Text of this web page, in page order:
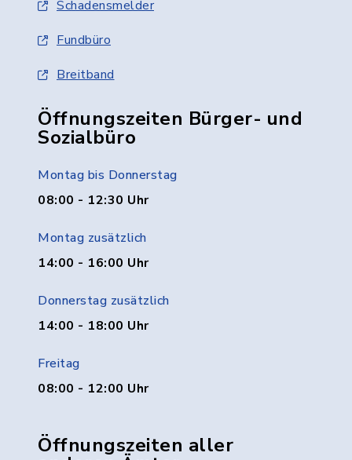
Schadensmelder
Fundbüro
Breitband
Öffnungszeiten Bürger- und
Sozialbüro
Montag bis Donnerstag
08:00 - 12:30 Uhr
Montag zusätzlich
14:00 - 16:00 Uhr
Donnerstag zusätzlich
14:00 - 18:00 Uhr
Freitag
08:00 - 12:00 Uhr
Öffnungszeiten aller